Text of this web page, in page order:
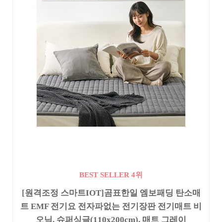
BEST SELLER 4위
[원격조정 스마트IOT]곰표한일 엠보패딩 탄소매
트 EMF 전기요 전자파없는 전기장판 전기매트 비
오닉, 슈퍼싱글(110x200cm), 매트 그레이